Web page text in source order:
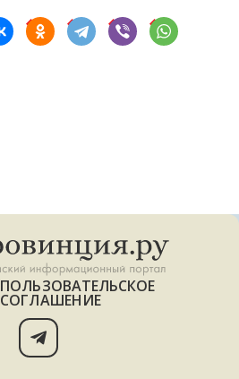
ПОЛЬЗОВАТЕЛЬСКОЕ
СОГЛАШЕНИЕ